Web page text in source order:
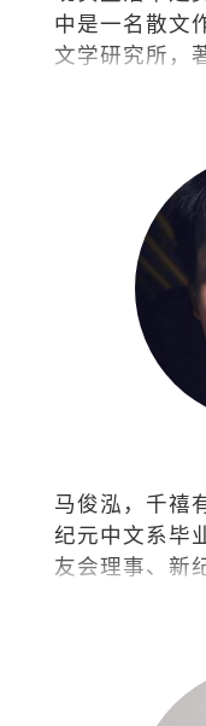
中是一名散文
文学研究所，
面》和《文字
书，爱面包也
的困惑之人。
马俊泓，千禧
纪元中文系毕
友会理事、新